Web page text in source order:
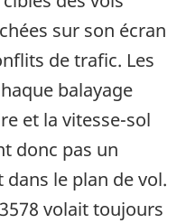
sur son écran
de trafic. Les
balayage
et la vitesse-sol
donc pas un
le plan de vol.
volait toujours